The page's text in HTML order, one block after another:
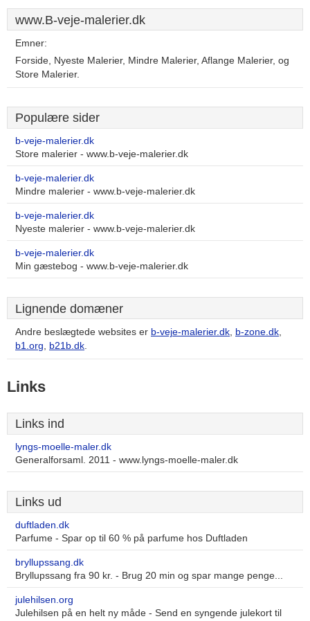
www.B-veje-malerier.dk
Emner:
Forside, Nyeste Malerier, Mindre Malerier, Aflange Malerier, og
Store Malerier.
Populære sider
b-veje-malerier.dk
Store malerier - www.b-veje-malerier.dk
b-veje-malerier.dk
Mindre malerier - www.b-veje-malerier.dk
b-veje-malerier.dk
Nyeste malerier - www.b-veje-malerier.dk
b-veje-malerier.dk
Min gæstebog - www.b-veje-malerier.dk
Lignende domæner
Andre beslægtede websites er b-veje-malerier.dk, b-zone.dk,
b1.org, b21b.dk.
Links
Links ind
lyngs-moelle-maler.dk
Generalforsaml. 2011 - www.lyngs-moelle-maler.dk
Links ud
duftladen.dk
Parfume - Spar op til 60 % på parfume hos Duftladen
bryllupssang.dk
Bryllupssang fra 90 kr. - Brug 20 min og spar mange penge...
julehilsen.org
Julehilsen på en helt ny måde - Send en syngende julekort til